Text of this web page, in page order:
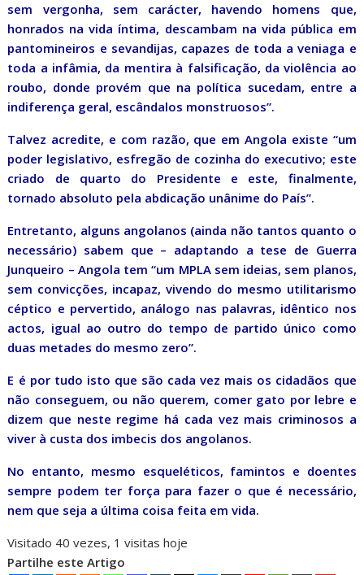
sem vergonha, sem carácter, havendo homens que,
honrados na vida íntima, descambam na vida pública em
pantomineiros e sevandijas, capazes de toda a veniaga e
toda a infâmia, da mentira à falsificação, da violência ao
roubo, donde provém que na política sucedam, entre a
indiferença geral, escândalos monstruosos”.
Talvez acredite, e com razão, que em Angola existe “um
poder legislativo, esfregão de cozinha do executivo; este
criado de quarto do Presidente e este, finalmente,
tornado absoluto pela abdicação unânime do País”.
Entretanto, alguns angolanos (ainda não tantos quanto o
necessário) sabem que – adaptando a tese de Guerra
Junqueiro – Angola tem “um MPLA sem ideias, sem planos,
sem convicções, incapaz, vivendo do mesmo utilitarismo
céptico e pervertido, análogo nas palavras, idêntico nos
actos, igual ao outro do tempo de partido único como
duas metades do mesmo zero”.
E é por tudo isto que são cada vez mais os cidadãos que
não conseguem, ou não querem, comer gato por lebre e
dizem que neste regime há cada vez mais criminosos a
viver à custa dos imbecis dos angolanos.
No entanto, mesmo esqueléticos, famintos e doentes
sempre podem ter força para fazer o que é necessário,
nem que seja a última coisa feita em vida.
Visitado 40 vezes, 1 visitas hoje
Partilhe este Artigo